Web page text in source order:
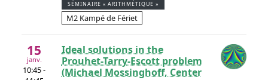
SÉMINAIRE « ARITHMÉTIQUE »
M2 Kampé de Fériet
15
janv.
10:45 -
Ideal solutions in the
Prouhet-Tarry-Escott problem
(Michael Mossinghoff, Center